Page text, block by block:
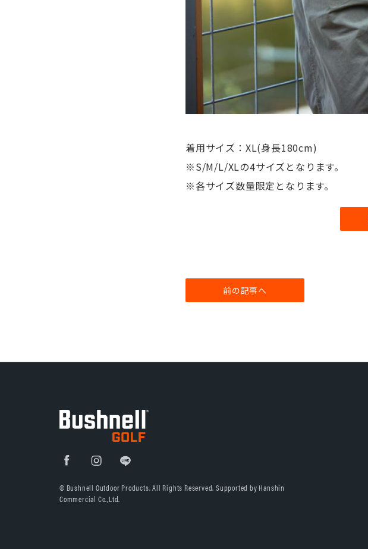
着用サイズ：XL(身長180cm)
※S/M/L/XLの4サイズとなります。
※各サイズ数量限定となります。
前の記事へ
© Bushnell Outdoor Products. All Rights Reserved. Supported by Hanshin
Commercial Co.,Ltd.